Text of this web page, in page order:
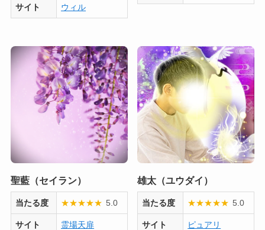
サイト ウィル
聖藍（セイラン）
当たる度 ★★★★★ 5.0
サイト 霊場天扉
雄太（ユウダイ）
当たる度 ★★★★★ 5.0
サイト ピュアリ